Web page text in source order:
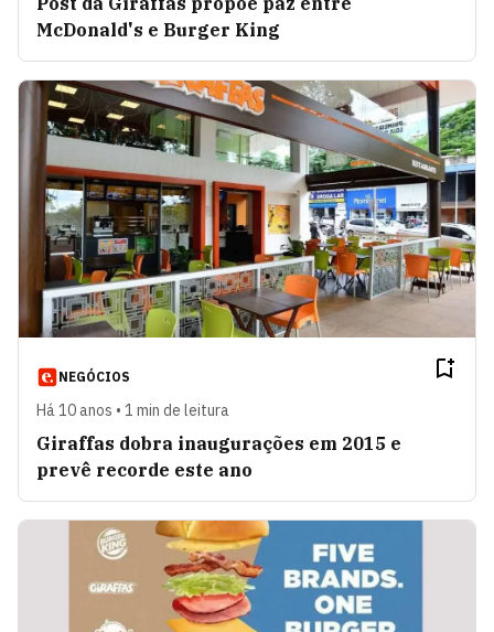
McDonald's e Burger King
NEGÓCIOS
Há 10 anos • 1 min de leitura
Giraffas dobra inaugurações em 2015 e
prevê recorde este ano